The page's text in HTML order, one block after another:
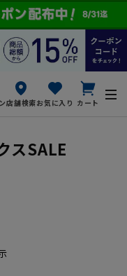
店舗検索お気に入り カート
スSALE